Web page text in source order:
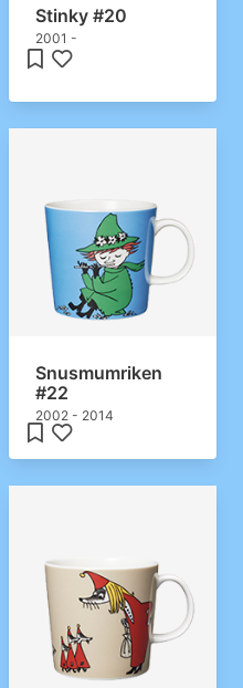
Stinky #20
2001 -
Snusmumriken
#22
2002 - 2014